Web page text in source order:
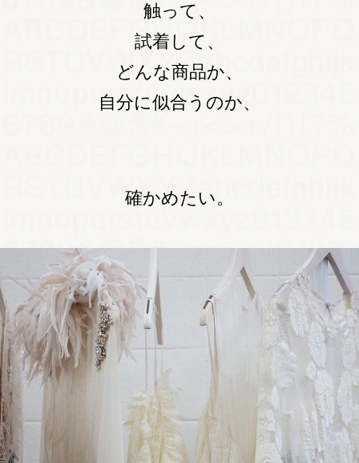
触って、
試着して、
どんな商品か、
自分に似合うのか、
確かめたい。